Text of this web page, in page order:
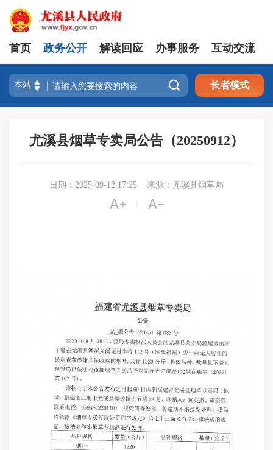
首页 政务公开 解读回应 办事服务 互动交流
 长者模式
尤溪县烟草专卖局公告（20250912）
日期：2025-09-12 17:25 来源：尤溪县烟草局
 